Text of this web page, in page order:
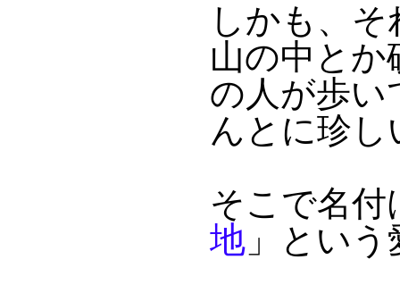
しかも、
山の中とか
の人が歩い
んとに珍
そこで名付
地 」とい